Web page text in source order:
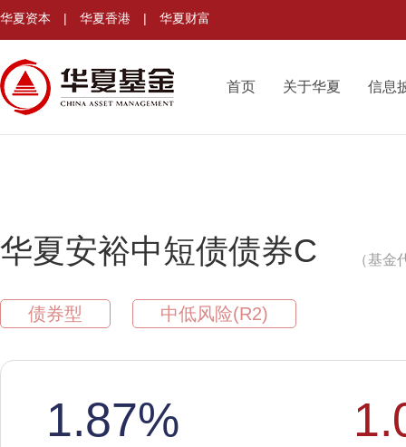
华夏资本 | 华夏香港 | 华夏财富
首页 关于华夏 信息
华夏安裕中短债债券C （基金
债券型 中低风险(R2)
1.87%